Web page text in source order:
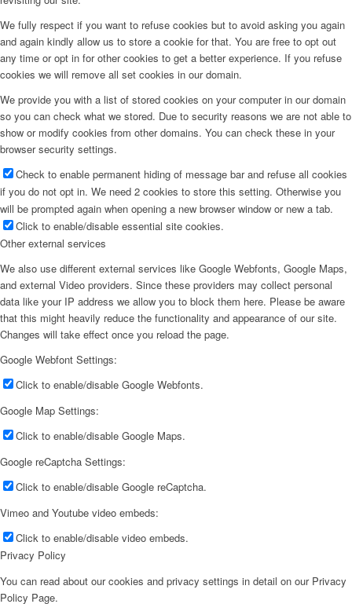
We fully respect if you want to refuse cookies but to avoid asking you again
and again kindly allow us to store a cookie for that. You are free to opt out
any time or opt in for other cookies to get a better experience. If you refuse
cookies we will remove all set cookies in our domain.
We provide you with a list of stored cookies on your computer in our domain
so you can check what we stored. Due to security reasons we are not able to
show or modify cookies from other domains. You can check these in your
browser security settings.
Check to enable permanent hiding of message bar and refuse all cookies
if you do not opt in. We need 2 cookies to store this setting. Otherwise you
will be prompted again when opening a new browser window or new a tab.
Click to enable/disable essential site cookies.
Other external services
We also use different external services like Google Webfonts, Google Maps,
and external Video providers. Since these providers may collect personal
data like your IP address we allow you to block them here. Please be aware
that this might heavily reduce the functionality and appearance of our site.
Changes will take effect once you reload the page.
Google Webfont Settings:
Click to enable/disable Google Webfonts.
Google Map Settings:
Click to enable/disable Google Maps.
Google reCaptcha Settings:
Click to enable/disable Google reCaptcha.
Vimeo and Youtube video embeds:
Click to enable/disable video embeds.
Privacy Policy
You can read about our cookies and privacy settings in detail on our Privacy
Policy Page.